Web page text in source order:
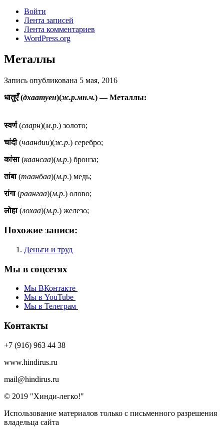
Войти
Лента записей
Лента комментариев
WordPress.org
Металлы
Запись опубликована 5 мая, 2016
धातुएँ (дхаатуен)(ж.р.мн.ч.) — Металлы:
स्वर्ण(сварн)(м.р.) золото;
चांदी(чаандии)(ж.р.) серебро;
कांसा(каансаа)(м.р.) бронза;
तांबा(таанбаа)(м.р.) медь;
रांगा(раангаа)(м.р.) олово;
लोहा(лохаа)(м.р.) железо;
Похожие записи:
Деньги и труд
Мы в соцсетях
Мы ВКонтакте
Мы в YouTube
Мы в Телеграм
Контакты
+7 (916) 963 44 38
www.hindirus.ru
mail@hindirus.ru
© 2019 "Хинди-легко!"
Использование материалов только с письменного разрешения
владельца сайта